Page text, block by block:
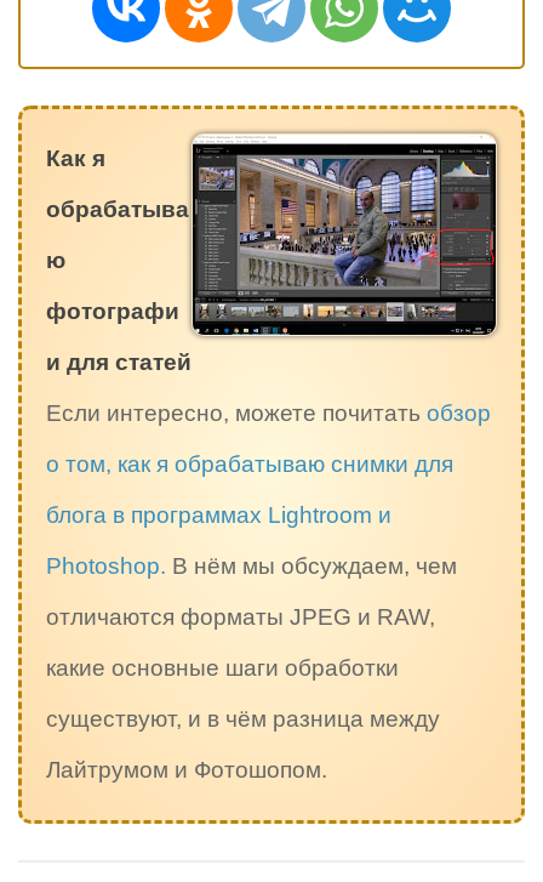
Как я
обрабатыва
ю
фотографи
и для статей
Если интересно, можете почитать обзор
о том, как я обрабатываю снимки для
блога в программах Lightroom и
Photoshop. В нём мы обсуждаем, чем
отличаются форматы JPEG и RAW,
какие основные шаги обработки
существуют, и в чём разница между
Лайтрумом и Фотошопом.